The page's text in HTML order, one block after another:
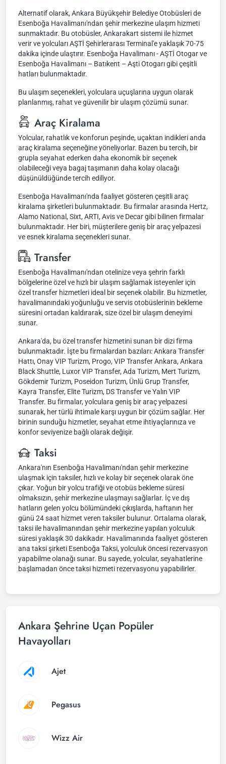
Alternatif olarak, Ankara Büyükşehir Belediye Otobüsleri de
Esenboğa Havalimanı'ndan şehir merkezine ulaşım hizmeti
sunmaktadır. Bu otobüsler, Ankarakart sistemi ile hizmet
verir ve yolcuları AŞTİ Şehirlerarası Terminal'e yaklaşık 70-75
dakika içinde ulaştırır. Esenboğa Havalimanı - AŞTİ Otogar ve
Esenboğa Havalimanı – Batıkent – Aşti Otogarı gibi çeşitli
hatları bulunmaktadır.
Bu ulaşım seçenekleri, yolculara uçuşlarına uygun olarak
planlanmış, rahat ve güvenilir bir ulaşım çözümü sunar.
Araç Kiralama
Yolcular, rahatlık ve konforun peşinde, uçaktan indikleri anda
araç kiralama seçeneğine yöneliyorlar. Bazen bu tercih, bir
grupla seyahat ederken daha ekonomik bir seçenek
olabileceği veya bagaj taşımanın daha kolay olacağı
düşünüldüğünde tercih ediliyor.
Esenboğa Havalimanı'nda faaliyet gösteren çeşitli araç
kiralama şirketleri bulunmaktadır. Bu firmalar arasında Hertz,
Alamo National, Sixt, ARTI, Avis ve Decar gibi bilinen firmalar
bulunmaktadır. Her biri, müşterilere geniş bir araç yelpazesi
ve esnek kiralama seçenekleri sunar.
Transfer
Esenboğa Havalimanı'ndan otelinize veya şehrin farklı
bölgelerine özel ve hızlı bir ulaşım sağlamak isteyenler için
özel transfer hizmetleri ideal bir seçenek olabilir. Bu hizmetler,
havalimanındaki yoğunluğu ve servis otobüslerinin bekleme
süresini ortadan kaldırarak, size özel bir ulaşım deneyimi
sunar.
Ankara'da, bu özel transfer hizmetini sunan bir dizi firma
bulunmaktadır. İşte bu firmalardan bazıları: Ankara Transfer
Hattı, Onay VIP Turizm, Progo, VIP Transfer Ankara, Ankara
Black Shuttle, Luxor VIP Transfer, Ada Turizm, Mert Turizm,
Gökdemir Turizm, Poseidon Turizm, Ünlü Grup Transfer,
Kayra Transfer, Elite Turizm, DS Transfer ve Yalın VIP
Transfer. Bu firmalar, yolculara geniş bir araç yelpazesi
sunarak, her türlü ihtimale karşı uygun bir çözüm sağlar. Her
birinin sunduğu hizmetler, seyahat etme ihtiyaçlarınıza ve
konfor seviyenize bağlı olarak değişir.
Taksi
Ankara'nın Esenboğa Havalimanı'ndan şehir merkezine
ulaşmak için taksiler, hızlı ve kolay bir seçenek olarak öne
çıkar. Yoğun bir yolcu trafiği ve otobüs bekleme süresi
olmaksızın, şehir merkezine ulaşmayı sağlarlar. İç ve dış
hatların gelen yolcu bölümündeki çıkışlarda, haftanın her
günü 24 saat hizmet veren taksiler bulunur. Ortalama olarak,
taksi ile havalimanından şehir merkezine yapılan yolculuk
süresi yaklaşık 30 dakikadır. Havalimanında faaliyet gösteren
ana taksi şirketi Esenboğa Taksi, yolculuk öncesi rezervasyon
yapabilme olanağı sunar. Bu sayede, yolcular, seyahatlerine
başlamadan önce taksi hizmeti rezervasyonu yapabilirler.
Ankara Şehrine Uçan Popüler
Havayolları
Ajet
Pegasus
Wizz Air